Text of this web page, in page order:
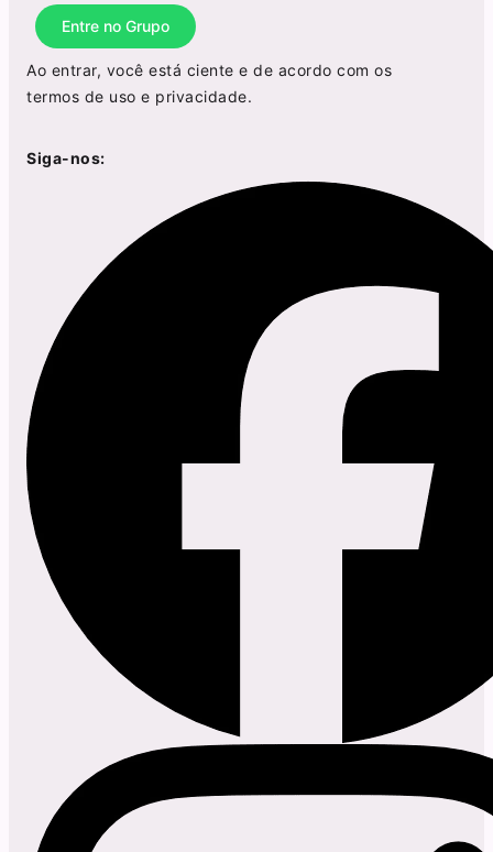
Entre no Grupo
Ao entrar, você está ciente e de acordo com os
termos de uso e privacidade.
Siga-nos: